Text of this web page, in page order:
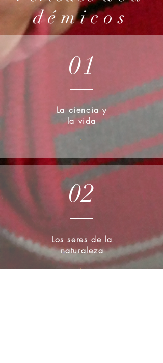
démicos
01
La ciencia y
la vida
.
02
Los seres de la
naturaleza
.